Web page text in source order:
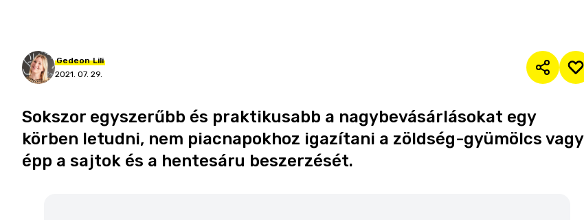
Gedeon Lili
2021. 07. 29.
Sokszor egyszerűbb és praktikusabb a nagybevásárlásokat egy
körben letudni, nem piacnapokhoz igazítani a zöldség-gyümölcs vagy
épp a sajtok és a hentesáru beszerzését.